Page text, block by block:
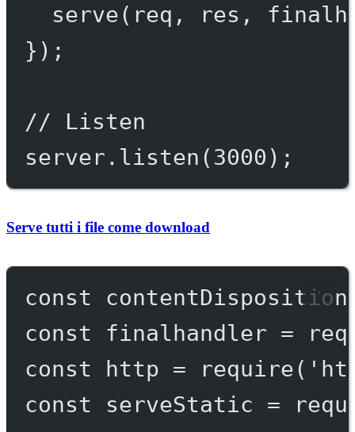
serve(req, res,
});
// Listen
server. listen (3000 );
Serve tutti i file come download
const
contentDisposition
const
finalhandler =
const
http = require(
const
serveStatic =